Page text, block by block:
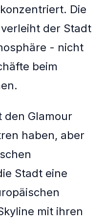
Die
der Stadt
- nicht
beim
den Glamour
haben, aber
Stadt eine
mit ihren